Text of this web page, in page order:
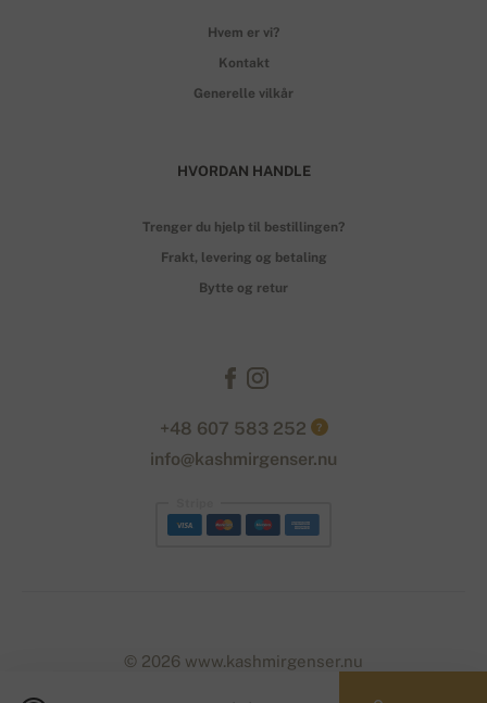
Hvem er vi?
Kontakt
Generelle vilkår
HVORDAN HANDLE
Trenger du hjelp til bestillingen?
Frakt, levering og betaling
Bytte og retur
+48 607 583 252 ?
info@kashmirgenser.nu
© 2026 www.kashmirgenser.nu